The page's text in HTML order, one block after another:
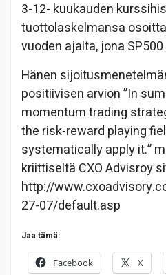
3-12- kuukauden
tuottolaskelmansa
vuoden ajalta, jona
Hänen
positiivisen arvion ”In
momentum trading
the risk-reward playing
systematically apply it.”
kriittiseltä CXO Advisroy
http://
27-07/default.asp
Jaa tämä:
Facebook X